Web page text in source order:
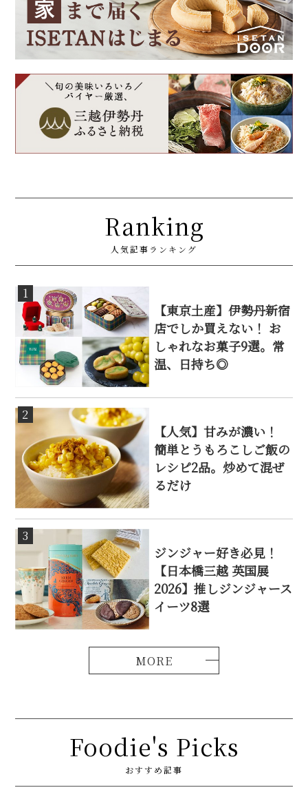
Ranking
人気記事ランキング
1
【東京土産】伊勢丹新宿
店でしか買えない！ お
しゃれなお菓子9選。常
温、日持ち◎
2
【人気】甘みが濃い！
簡単とうもろこしご飯の
レシピ2品。炒めて混ぜ
るだけ
3
ジンジャー好き必見！
【日本橋三越 英国展
2026】推しジンジャース
イーツ8選
Foodie's Picks
おすすめ記事